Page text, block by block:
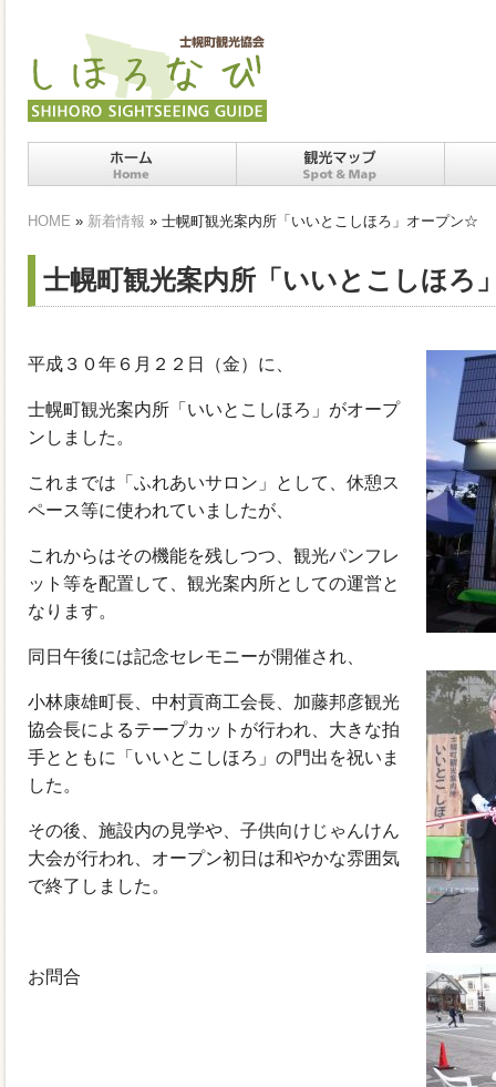
ト・マップ
HOME » 新着情報 » 士幌町観光案内所「いいとこしほろ」オープン☆
士幌町観光案内所「いいとこしほろ
平成３０年６月２２日（金）に、
士幌町観光案内所「いいとこしほろ」がオープ
ンしました。
これまでは「ふれあいサロン」として、休憩ス
ペース等に使われていましたが、
これからはその機能を残しつつ、観光パンフレ
ット等を配置して、観光案内所としての運営と
なります。
同日午後には記念セレモニーが開催され、
小林康雄町長、中村貢商工会長、加藤邦彦観光
協会長によるテープカットが行われ、大きな拍
手とともに「いいとこしほろ」の門出を祝いま
した。
その後、施設内の見学や、子供向けじゃんけん
大会が行われ、オープン初日は和やかな雰囲気
で終了しました。
お問合